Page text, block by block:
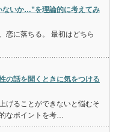
ないか…”を理論的に考えてみ
恋に落ちる。 最初はどちら
の話を聞くときに気をつける
げることができないと悩むそ
なポイントを考…